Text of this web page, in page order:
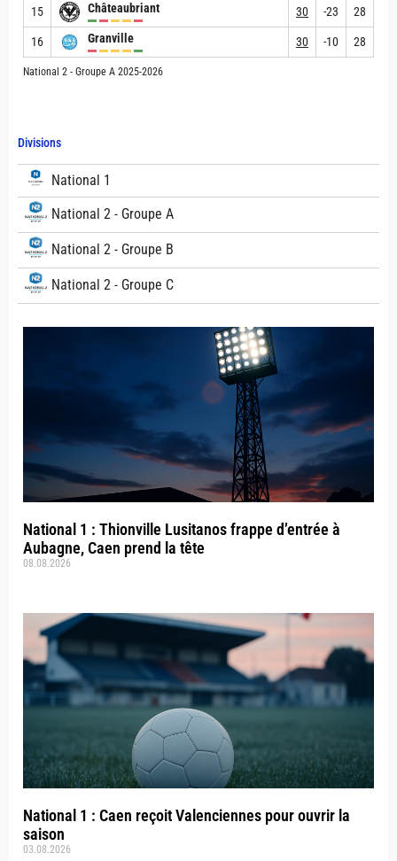
Divisions
National 1
National 2 - Groupe A
National 2 - Groupe B
National 2 - Groupe C
National 1 : Thionville Lusitanos frappe d’entrée à
Aubagne, Caen prend la tête
08.08.2026
National 1 : Caen reçoit Valenciennes pour ouvrir la
saison
03.08.2026
15 Châteaubriant 30 -23 28
16 Granville 30 -10 28
National 2 - Groupe A 2025-2026